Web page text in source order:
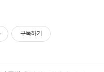
구독하기